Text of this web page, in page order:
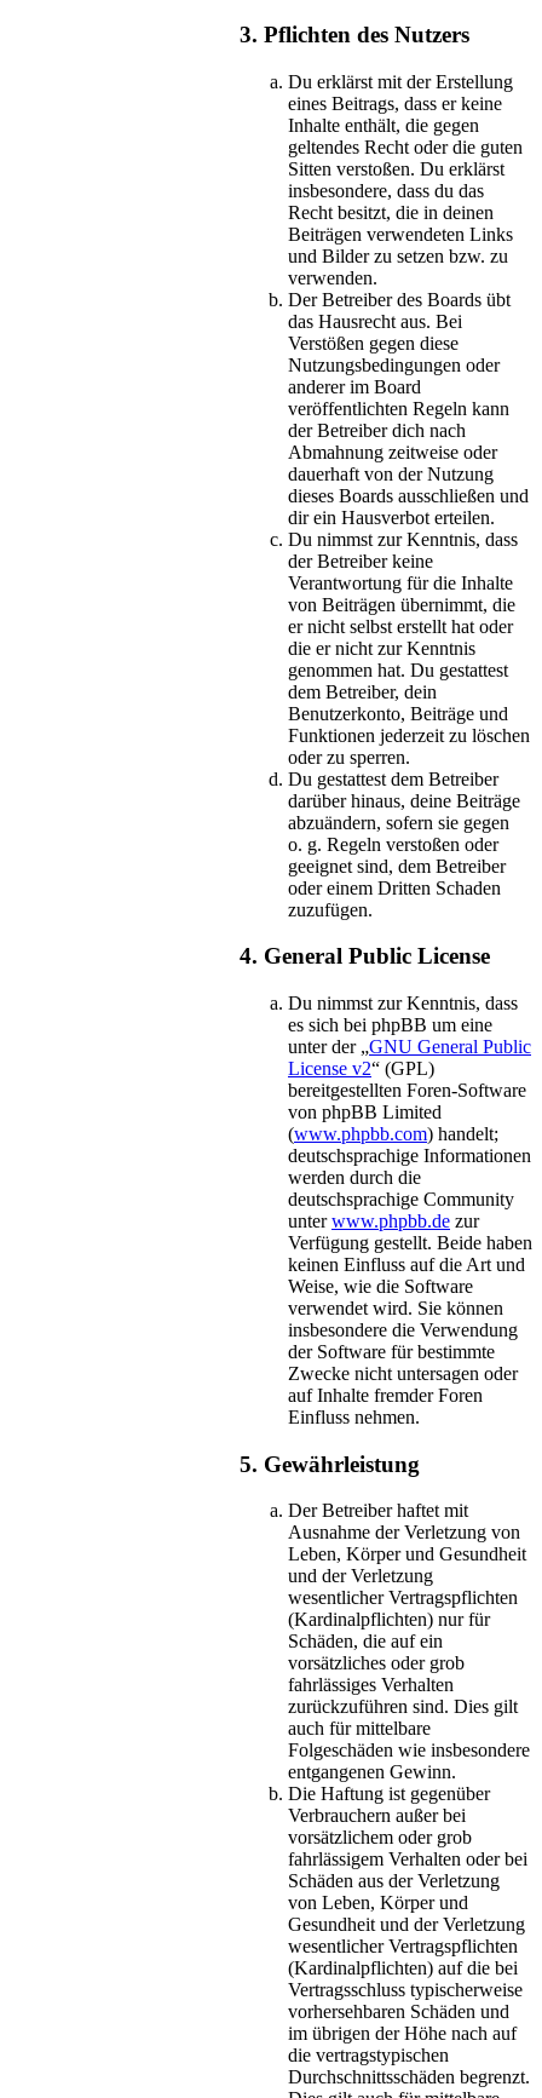
3. Pflichten des Nutzers
Du erklärst mit der Erstellung
eines Beitrags, dass er keine
Inhalte enthält, die gegen
geltendes Recht oder die guten
Sitten verstoßen. Du erklärst
insbesondere, dass du das
Recht besitzt, die in deinen
Beiträgen verwendeten Links
und Bilder zu setzen bzw. zu
verwenden.
Der Betreiber des Boards übt
das Hausrecht aus. Bei
Verstößen gegen diese
Nutzungsbedingungen oder
anderer im Board
veröffentlichten Regeln kann
der Betreiber dich nach
Abmahnung zeitweise oder
dauerhaft von der Nutzung
dieses Boards ausschließen und
dir ein Hausverbot erteilen.
Du nimmst zur Kenntnis, dass
der Betreiber keine
Verantwortung für die Inhalte
von Beiträgen übernimmt, die
er nicht selbst erstellt hat oder
die er nicht zur Kenntnis
genommen hat. Du gestattest
dem Betreiber, dein
Benutzerkonto, Beiträge und
Funktionen jederzeit zu löschen
oder zu sperren.
Du gestattest dem Betreiber
darüber hinaus, deine Beiträge
abzuändern, sofern sie gegen
o. g. Regeln verstoßen oder
geeignet sind, dem Betreiber
oder einem Dritten Schaden
zuzufügen.
4. General Public License
Du nimmst zur Kenntnis, dass
es sich bei phpBB um eine
unter der „GNU General Public
License v2“ (GPL)
bereitgestellten Foren-Software
von phpBB Limited
(www.phpbb.com) handelt;
deutschsprachige Informationen
werden durch die
deutschsprachige Community
unterwww.phpbb.de zur
Verfügung gestellt. Beide haben
keinen Einfluss auf die Art und
Weise, wie die Software
verwendet wird. Sie können
insbesondere die Verwendung
der Software für bestimmte
Zwecke nicht untersagen oder
auf Inhalte fremder Foren
Einfluss nehmen.
5. Gewährleistung
Der Betreiber haftet mit
Ausnahme der Verletzung von
Leben, Körper und Gesundheit
und der Verletzung
wesentlicher Vertragspflichten
(Kardinalpflichten) nur für
Schäden, die auf ein
vorsätzliches oder grob
fahrlässiges Verhalten
zurückzuführen sind. Dies gilt
auch für mittelbare
Folgeschäden wie insbesondere
entgangenen Gewinn.
Die Haftung ist gegenüber
Verbrauchern außer bei
vorsätzlichem oder grob
fahrlässigem Verhalten oder bei
Schäden aus der Verletzung
von Leben, Körper und
Gesundheit und der Verletzung
wesentlicher Vertragspflichten
(Kardinalpflichten) auf die bei
Vertragsschluss typischerweise
vorhersehbaren Schäden und
im übrigen der Höhe nach auf
die vertragstypischen
Durchschnittsschäden begrenzt.